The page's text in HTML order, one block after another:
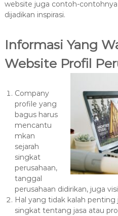
website juga contoh-
dijadikan inspirasi.
Informasi Yang
Website Profil
Company
profile yang
bagus harus
mencantu
mkan
sejarah
singkat
perusahaan,
tanggal
perusahaan didirikan, juga
Hal yang tidak kalah
singkat tentang jasa atau